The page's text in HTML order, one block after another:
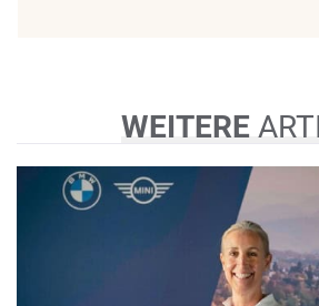
WEITERE